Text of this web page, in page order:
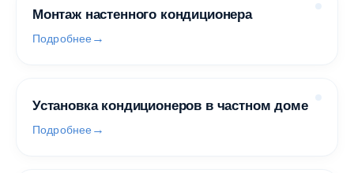
Монтаж настенного кондиционера
Подробнее
Установка кондиционеров в частном доме
Подробнее